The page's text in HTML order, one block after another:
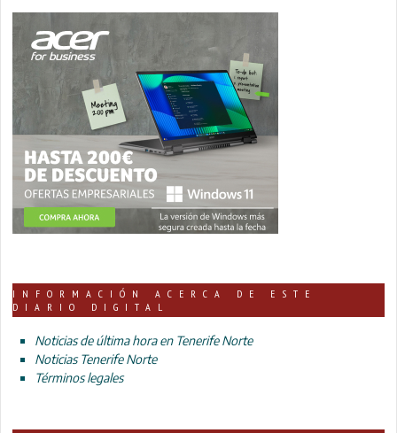
INFORMACIÓN ACERCA DE ESTE
DIARIO DIGITAL
Noticias de última hora en Tenerife Norte
Noticias Tenerife Norte
Términos legales